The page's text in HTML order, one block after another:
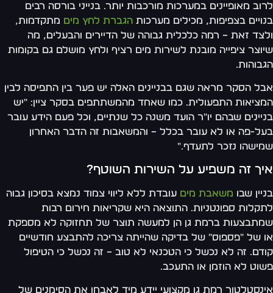
לרוב מאופיינים במערכות מורכבות יותר. בנייני בורסה רבים
בנויים בצפיפות, מכילים מערכות הגברת לחץ מים מתקדמות,
ולצד זאת – רמה כלכלית גבוהה של הדיירים והבעלים, מה
שיוצר ציפייה מובנת לשירות מים רציף ולחץ מושלם גם בקומות
הגבוהות.
אבל הסקר מראה שגם בבניינים האלה יש פער בין התפיסה לבין
המציאות התפעולית. כמו שאחד מהמשתתפים בסקר ציין: "יש
בניינים שבהם יו"ר הועד משנה כל שנתיים, וכל פעם הידע עובר
בעל-פה או לא עובר בכלל – והמשאבות זה הדבר האחרון
שמישהו נזכר לתעדף."
איך זה משפיע על השירות השוטף?
בניין שבו משאבת מים עובדת ללא ליווי צמוד נמצא בסיכון גבוה
לתקלות ספונטניות. התוצאה היא שקריאות חירום רבות
שמתבצעות ברמת גן הן למעשה תוצר של תחזוקה לא מספקת
או של "פספוס" של בדיקה שהייתה צריכה להתבצע חודשיים
קודם. זה לא נכשל כי הטכנאי לא טוב – זה נכשל כי הטיפול
פשוט לא הוזמן או התעכב.
אינסטלטור רמת גן מקצועי יידע מיד לאבחן את הסימנים של